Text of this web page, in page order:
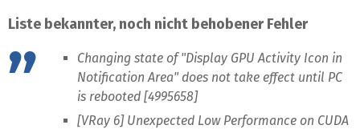
Liste bekannter, noch nicht behobener Fehler
Changing state of "Display GPU Activity Icon in
Notification Area" does not take effect until PC
is rebooted [4995658]
[VRay 6] Unexpected Low Performance on CUDA